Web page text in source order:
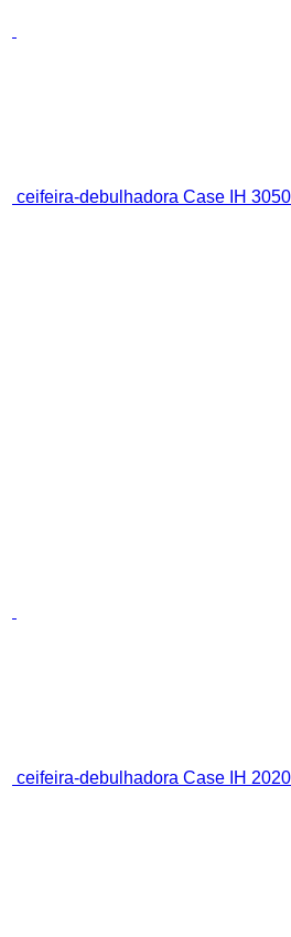
ceifeira-debulhadora Case IH 3050
ceifeira-debulhadora Case IH 2020